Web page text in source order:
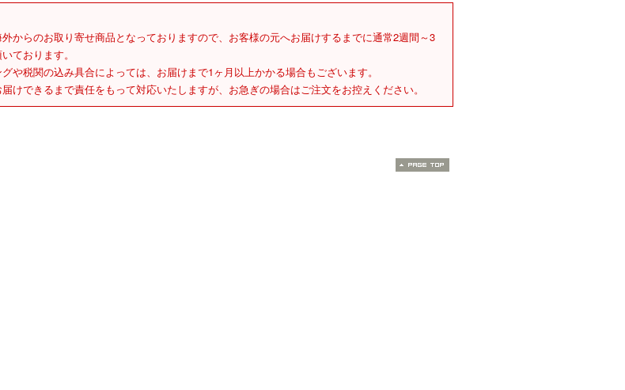
からのお取り寄せ商品となっておりますので、お客様の元へお届けするまでに通常2週間～3
ております。
や税関の込み具合によっては、お届けまで1ヶ月以上かかる場合もございます。
けできるまで責任をもって対応いたしますが、お急ぎの場合はご注文をお控えください。